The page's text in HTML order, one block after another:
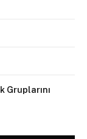
Gruplarını